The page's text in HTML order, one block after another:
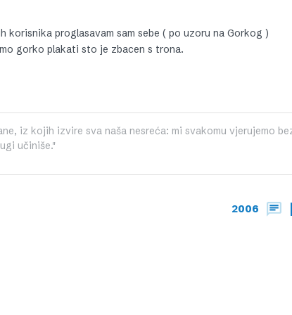
proglasavam sam sebe ( po uzoru na Gorkog )
gorko plakati sto je zbacen s trona.
iz kojih izvire sva naša nesreća: mi svakomu vjerujemo
učiniše."
2006